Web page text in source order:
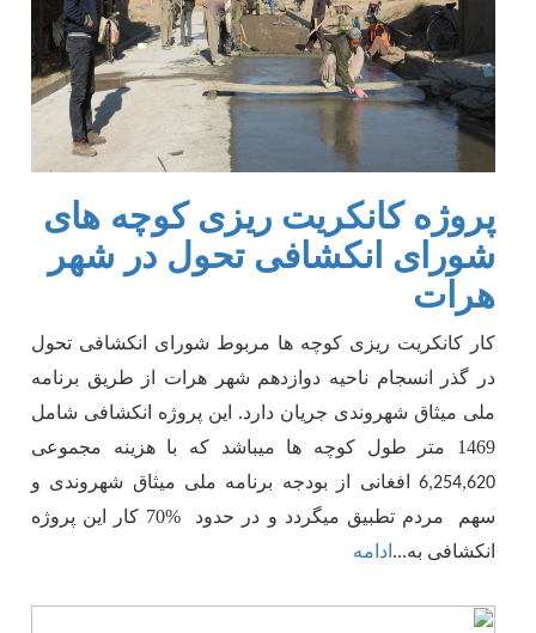
پروژه کانکریت ریزی کوچه های
شورای انکشافی تحول در شهر
هرات
کار کانکریت ریزی کوچه ها مربوط شورای انکشافی تحول
در گذر انسجام ناحیه دوازدهم شهر هرات از طریق برنامه
ملی میثاق شهروندی جریان دارد. این پروژه انکشافی شامل
1469 متر طول کوچه ها میباشد که با هزینه مجموعی
6,254,620افغانی از بودجه برنامه ملی میثاق شهروندیو
سهم مردم
تطبیق میگردد و در حدود %70 کار این پروژه
انکشافی به ...ادامه